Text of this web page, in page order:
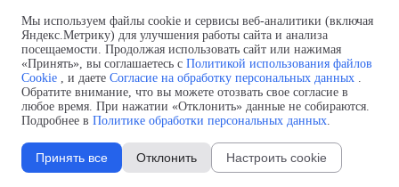
выключатели
▼
ESQ ВА99-40B 3F M2C2S2 M
2500A
ESQ ВА99-40A 3F M2C2S2 М
800A
ESQ ВА99-40A 3F M2C2S2 М
630A
ESQ ВА99-40A 3F M2C2S2 М
2000A
ESQ ВА99-40A 3F M2C2S2 М
Мы используем файлы cookie и сервисы веб-аналитики (включая
Яндекс.Метрику) для улучшения работы сайта и анализа
посещаемости. Продолжая использовать сайт или нажимая
«Принять», вы соглашаетесь с Политикой использования файлов
Cookie , и даете Согласие на обработку персональных данных .
Обратите внимание, что вы можете отозвать свое согласие в
любое время. При нажатии «Отклонить» данные не собираются.
Подробнее в Политике обработки персональных данных.
Принять все Отклонить Настроить cookie